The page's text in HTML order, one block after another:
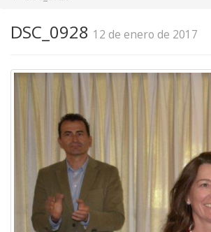
DSC_0928 12 de enero de 2017